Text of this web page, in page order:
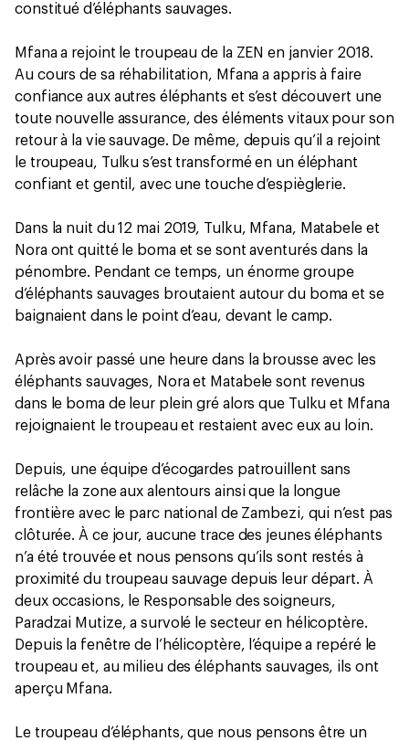
constitué d’éléphants sauvages.
Mfana a rejoint le troupeau de la ZEN en janvier 2018.
Au cours de sa réhabilitation, Mfana a appris à faire
confiance aux autres éléphants et s’est découvert une
toute nouvelle assurance, des éléments vitaux pour son
retour à la vie sauvage. De même, depuis qu’il a rejoint
le troupeau, Tulku s’est transformé en un éléphant
confiant et gentil, avec une touche d’espièglerie.
Dans la nuit du 12 mai 2019, Tulku, Mfana, Matabele et
Nora ont quitté le boma et se sont aventurés dans la
pénombre. Pendant ce temps, un énorme groupe
d’éléphants sauvages broutaient autour du boma et se
baignaient dans le point d’eau, devant le camp.
Après avoir passé une heure dans la brousse avec les
éléphants sauvages, Nora et Matabele sont revenus
dans le boma de leur plein gré alors que Tulku et Mfana
rejoignaient le troupeau et restaient avec eux au loin.
Depuis, une équipe d’écogardes patrouillent sans
relâche la zone aux alentours ainsi que la longue
frontière avec le parc national de Zambezi, qui n’est pas
clôturée. À ce jour, aucune trace des jeunes éléphants
n’a été trouvée et nous pensons qu’ils sont restés à
proximité du troupeau sauvage depuis leur départ. À
deux occasions, le Responsable des soigneurs,
Paradzai Mutize, a survolé le secteur en hélicoptère.
Depuis la fenêtre de l’hélicoptère, l’équipe a repéré le
troupeau et, au milieu des éléphants sauvages, ils ont
aperçu Mfana.
Le troupeau d’éléphants, que nous pensons être un